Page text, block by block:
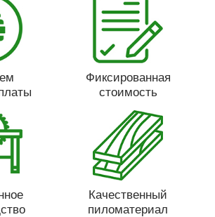
Фиксированная
стоимость
Качественный
пиломатериал